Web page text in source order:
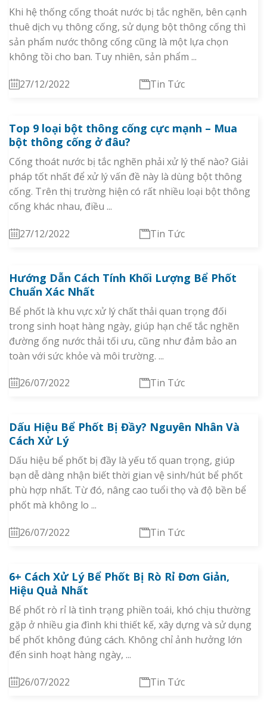
Khi hệ thống cống thoát nước bị tắc nghẽn, bên cạnh
thuê dịch vụ thông cống, sử dụng bột thông cống thì
sản phẩm nước thông cống cũng là một lựa chọn
không tồi cho ban. Tuy nhiên, sản phẩm ...
27/12/2022 Tin Tức
Top 9 loại bột thông cống cực mạnh – Mua
bột thông cống ở đâu?
Cống thoát nước bị tắc nghẽn phải xử lý thế nào? Giải
pháp tốt nhất để xử lý vấn đề này là dùng bột thông
cống. Trên thị trường hiện có rất nhiều loại bột thông
cống khác nhau, điều ...
27/12/2022 Tin Tức
Hướng Dẫn Cách Tính Khối Lượng Bể Phốt
Chuẩn Xác Nhất
Bể phốt là khu vực xử lý chất thải quan trọng đối
trong sinh hoạt hàng ngày, giúp hạn chế tắc nghẽn
đường ống nước thải tối ưu, cũng như đảm bảo an
toàn với sức khỏe và môi trường. ...
26/07/2022 Tin Tức
Dấu Hiệu Bể Phốt Bị Đầy? Nguyên Nhân Và
Cách Xử Lý
Dấu hiệu bể phốt bị đầy là yếu tố quan trọng, giúp
bạn dễ dàng nhận biết thời gian vệ sinh/hút bể phốt
phù hợp nhất. Từ đó, nâng cao tuổi thọ và độ bền bể
phốt mà không lo ...
26/07/2022 Tin Tức
6+ Cách Xử Lý Bể Phốt Bị Rò Rỉ Đơn Giản,
Hiệu Quả Nhất
Bể phốt rò rỉ là tình trạng phiền toái, khó chịu thường
gặp ở nhiều gia đình khi thiết kế, xây dựng và sử dụng
bể phốt không đúng cách. Không chỉ ảnh hưởng lớn
đến sinh hoạt hàng ngày, ...
26/07/2022 Tin Tức